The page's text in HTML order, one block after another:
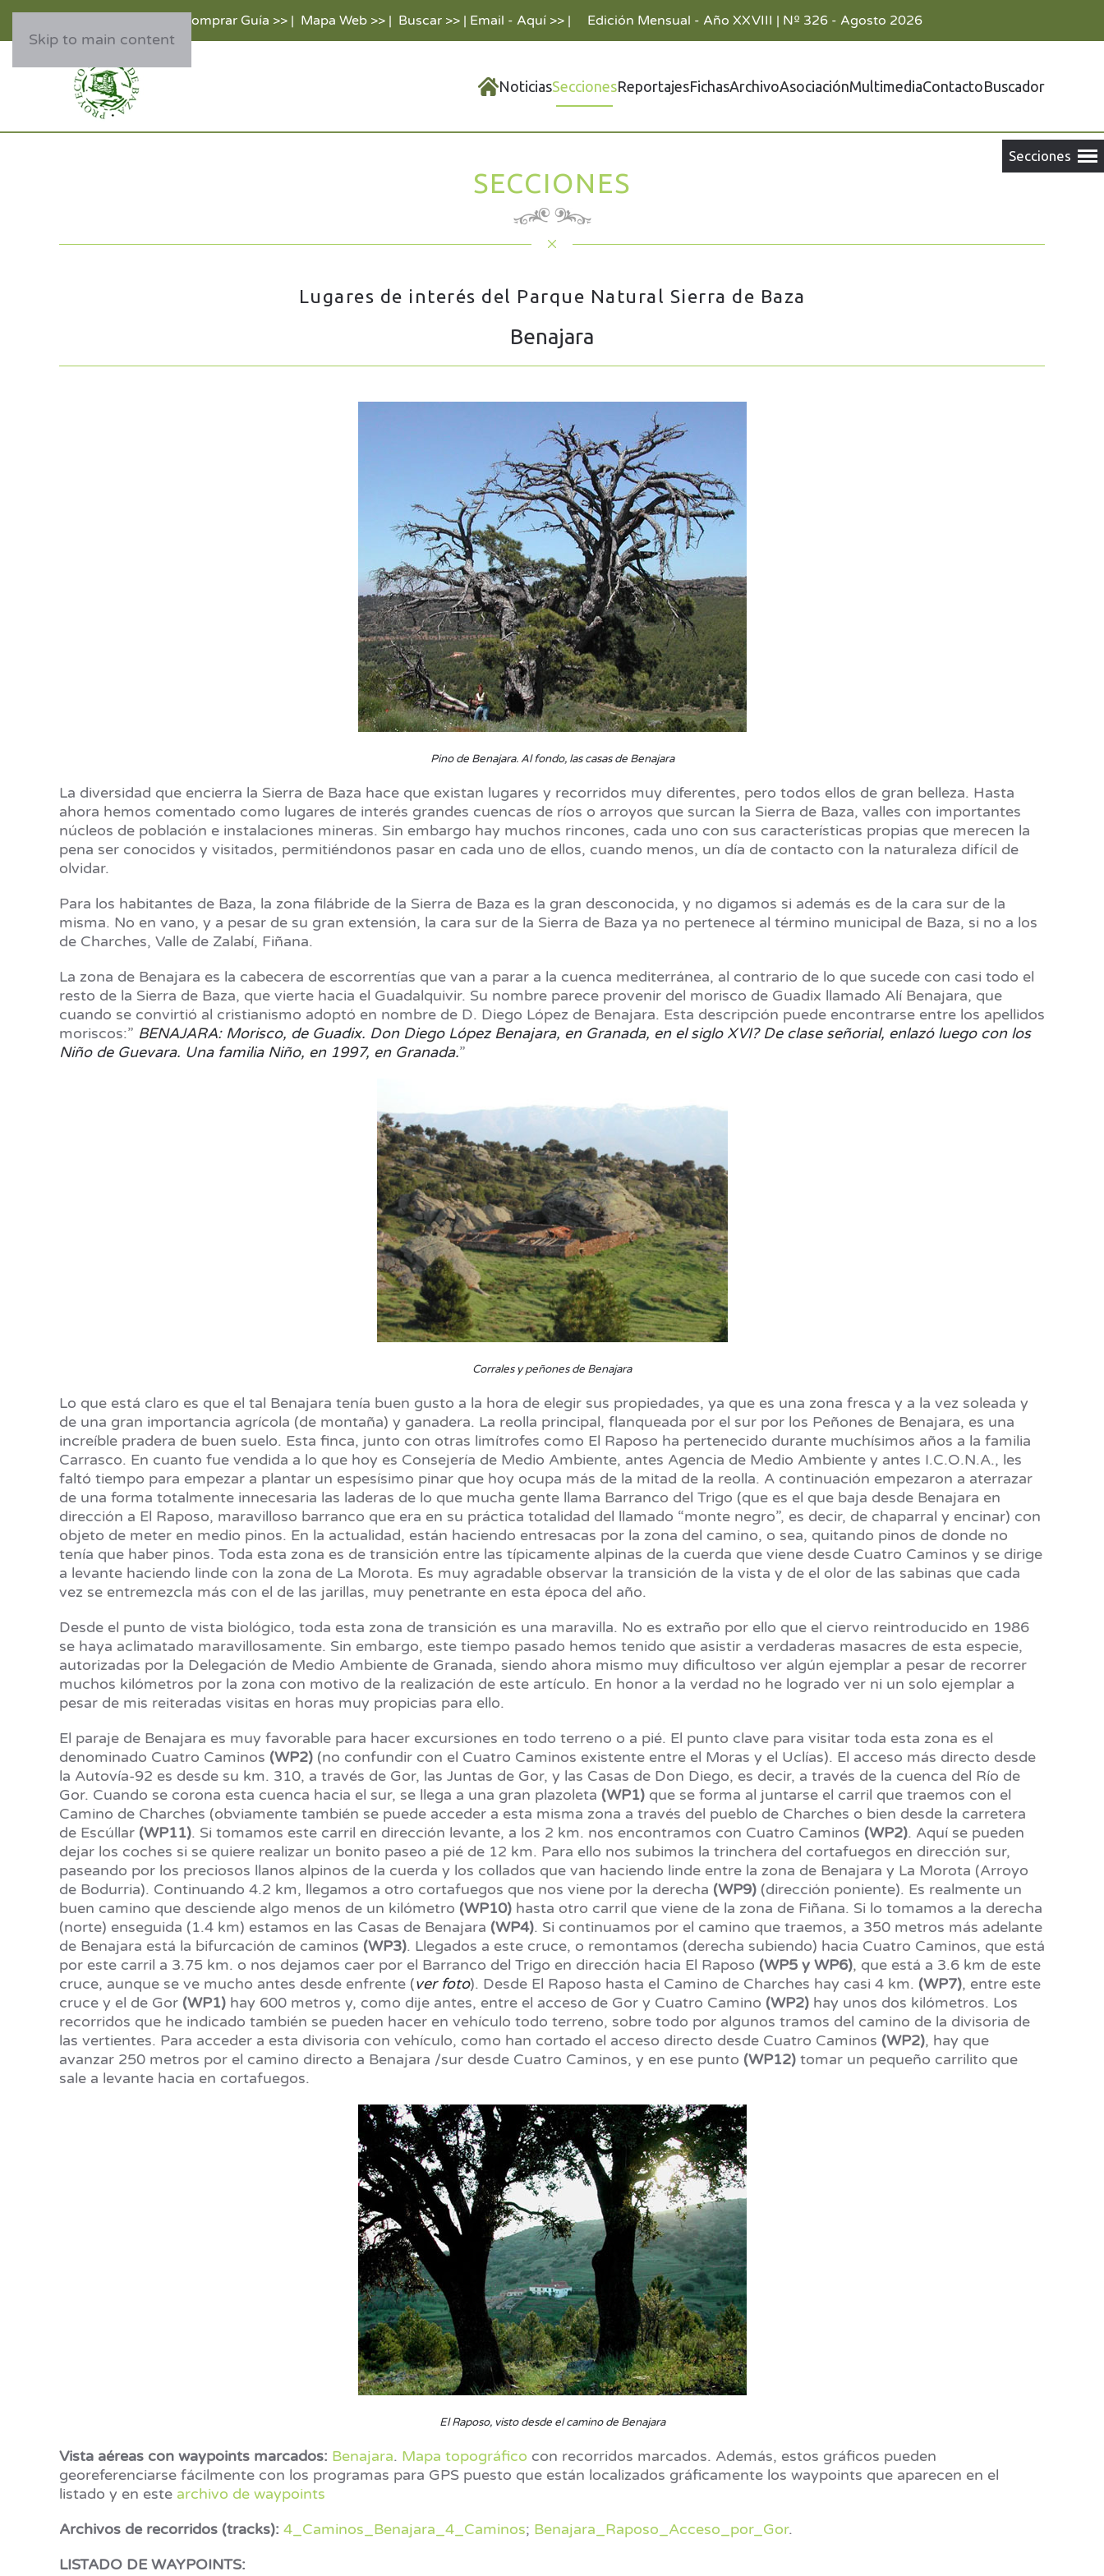
Skip to main content
Comprar Guía >>| Mapa Web >>| Buscar >>| Email - Aquí >>| Edición Mensual - Año XXVIII | Nº 326 - Agosto 2026
NoticiasSeccionesReportajesFichasArchivoAsociaciónMultimediaContactoBuscador
SECCIONES
Lugares de interés del Parque Natural Sierra de Baza
Benajara
Pino de Benajara. Al fondo, las casas de Benajara
La diversidad que encierra la Sierra de Baza hace que existan lugares y recorridos muy diferentes, pero todos ellos de gran belleza. Hasta
ahora hemos comentado como lugares de interés grandes cuencas de ríos o arroyos que surcan la Sierra de Baza, valles con importantes
núcleos de población e instalaciones mineras. Sin embargo hay muchos rincones, cada uno con sus características propias que merecen la
pena ser conocidos y visitados, permitiéndonos pasar en cada uno de ellos, cuando menos, un día de contacto con la naturaleza difícil de
olvidar.
Para los habitantes de Baza, la zona filábride de la Sierra de Baza es la gran desconocida, y no digamos si además es de la cara sur de la
misma. No en vano, y a pesar de su gran extensión, la cara sur de la Sierra de Baza ya no pertenece al término municipal de Baza, si no a los
de Charches, Valle de Zalabí, Fiñana.
La zona de Benajara es la cabecera de escorrentías que van a parar a la cuenca mediterránea, al contrario de lo que sucede con casi todo el
resto de la Sierra de Baza, que vierte hacia el Guadalquivir. Su nombre parece provenir del morisco de Guadix llamado Alí Benajara, que
cuando se convirtió al cristianismo adoptó en nombre de D. Diego López de Benajara. Esta descripción puede encontrarse entre los apellidos
moriscos:” BENAJARA: Morisco, de Guadix. Don Diego López Benajara, en Granada, en el siglo XVI? De clase señorial, enlazó luego con los
Niño de Guevara. Una familia Niño, en 1997, en Granada.”
Corrales y peñones de Benajara
Lo que está claro es que el tal Benajara tenía buen gusto a la hora de elegir sus propiedades, ya que es una zona fresca y a la vez soleada y
de una gran importancia agrícola (de montaña) y ganadera. La reolla principal, flanqueada por el sur por los Peñones de Benajara, es una
increíble pradera de buen suelo. Esta finca, junto con otras limítrofes como El Raposo ha pertenecido durante muchísimos años a la familia
Carrasco. En cuanto fue vendida a lo que hoy es Consejería de Medio Ambiente, antes Agencia de Medio Ambiente y antes I.C.O.N.A., les
faltó tiempo para empezar a plantar un espesísimo pinar que hoy ocupa más de la mitad de la reolla. A continuación empezaron a aterrazar
de una forma totalmente innecesaria las laderas de lo que mucha gente llama Barranco del Trigo (que es el que baja desde Benajara en
dirección a El Raposo, maravilloso barranco que era en su práctica totalidad del llamado “monte negro”, es decir, de chaparral y encinar) con
objeto de meter en medio pinos. En la actualidad, están haciendo entresacas por la zona del camino, o sea, quitando pinos de donde no
tenía que haber pinos. Toda esta zona es de transición entre las típicamente alpinas de la cuerda que viene desde Cuatro Caminos y se dirige
a levante haciendo linde con la zona de La Morota. Es muy agradable observar la transición de la vista y de el olor de las sabinas que cada
vez se entremezcla más con el de las jarillas, muy penetrante en esta época del año.
Desde el punto de vista biológico, toda esta zona de transición es una maravilla. No es extraño por ello que el ciervo reintroducido en 1986
se haya aclimatado maravillosamente. Sin embargo, este tiempo pasado hemos tenido que asistir a verdaderas masacres de esta especie,
autorizadas por la Delegación de Medio Ambiente de Granada, siendo ahora mismo muy dificultoso ver algún ejemplar a pesar de recorrer
muchos kilómetros por la zona con motivo de la realización de este artículo. En honor a la verdad no he logrado ver ni un solo ejemplar a
pesar de mis reiteradas visitas en horas muy propicias para ello.
El paraje de Benajara es muy favorable para hacer excursiones en todo terreno o a pié. El punto clave para visitar toda esta zona es el
denominado Cuatro Caminos (WP2) (no confundir con el Cuatro Caminos existente entre el Moras y el Uclías). El acceso más directo desde
la Autovía-92 es desde su km. 310, a través de Gor, las Juntas de Gor, y las Casas de Don Diego, es decir, a través de la cuenca del Río de
Gor. Cuando se corona esta cuenca hacia el sur, se llega a una gran plazoleta (WP1) que se forma al juntarse el carril que traemos con el
Camino de Charches (obviamente también se puede acceder a esta misma zona a través del pueblo de Charches o bien desde la carretera
de Escúllar (WP11). Si tomamos este carril en dirección levante, a los 2 km. nos encontramos con Cuatro Caminos (WP2). Aquí se pueden
dejar los coches si se quiere realizar un bonito paseo a pié de 12 km. Para ello nos subimos la trinchera del cortafuegos en dirección sur,
paseando por los preciosos llanos alpinos de la cuerda y los collados que van haciendo linde entre la zona de Benajara y La Morota (Arroyo
de Bodurria). Continuando 4.2 km, llegamos a otro cortafuegos que nos viene por la derecha (WP9) (dirección poniente). Es realmente un
buen camino que desciende algo menos de un kilómetro (WP10) hasta otro carril que viene de la zona de Fiñana. Si lo tomamos a la derecha
(norte) enseguida (1.4 km) estamos en las Casas de Benajara (WP4). Si continuamos por el camino que traemos, a 350 metros más adelante
de Benajara está la bifurcación de caminos (WP3). Llegados a este cruce, o remontamos (derecha subiendo) hacia Cuatro Caminos, que está
por este carril a 3.75 km. o nos dejamos caer por el Barranco del Trigo en dirección hacia El Raposo (WP5 y WP6), que está a 3.6 km de este
cruce, aunque se ve mucho antes desde enfrente (ver foto). Desde El Raposo hasta el Camino de Charches hay casi 4 km. (WP7), entre este
cruce y el de Gor (WP1) hay 600 metros y, como dije antes, entre el acceso de Gor y Cuatro Camino (WP2) hay unos dos kilómetros. Los
recorridos que he indicado también se pueden hacer en vehículo todo terreno, sobre todo por algunos tramos del camino de la divisoria de
las vertientes. Para acceder a esta divisoria con vehículo, como han cortado el acceso directo desde Cuatro Caminos (WP2), hay que
avanzar 250 metros por el camino directo a Benajara /sur desde Cuatro Caminos, y en ese punto (WP12) tomar un pequeño carrilito que
sale a levante hacia en cortafuegos.
El Raposo, visto desde el camino de Benajara
Vista aéreas con waypoints marcados: Benajara. Mapa topográfico con recorridos marcados. Además, estos gráficos pueden
georeferenciarse fácilmente con los programas para GPS puesto que están localizados gráficamente los waypoints que aparecen en el
listado y en este archivo de waypoints
Archivos de recorridos (tracks): 4_Caminos_Benajara_4_Caminos; Benajara_Raposo_Acceso_por_Gor.
LISTADO DE WAYPOINTS: